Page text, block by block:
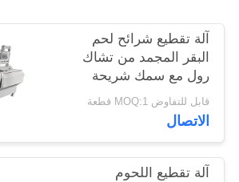
خريطة
الموقع
سياسة
الخصوصية
آلة تقطيع شرائح لحم
البقر المجمد من تشاك
رول مع سمك شريحة
مم
قابل للتفاوض MOQ:1 قطعة
الاتصال
آلة تقطيع اللحوم